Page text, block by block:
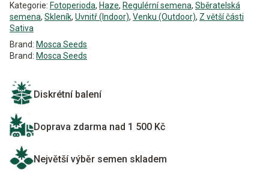
Kategorie: Fotoperioda, Haze, Regulérní semena, Sběratelská
semena, Skleník, Uvnitř (Indoor), Venku (Outdoor), Z větší části
Sativa
Brand: Mosca Seeds
Brand: Mosca Seeds
Diskrétní balení
Doprava zdarma nad 1 500 Kč
Největší výběr semen skladem